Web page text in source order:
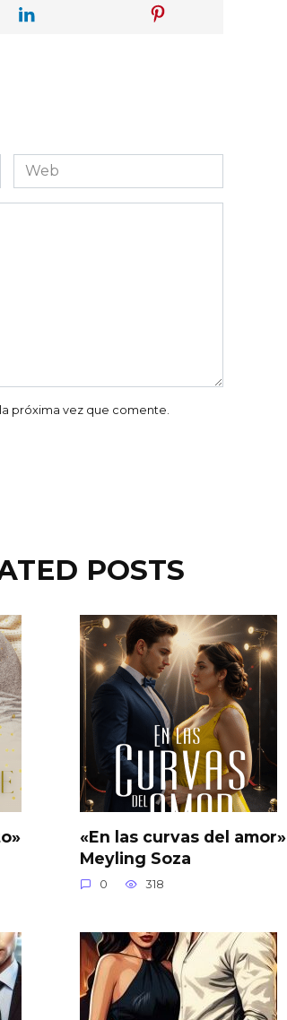
Web
próxima vez que comente.
POSTS
«En las curvas del amor»
Meyling Soza
0 318